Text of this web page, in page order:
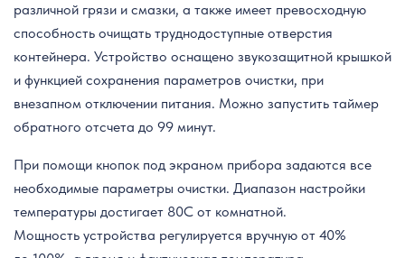
различной грязи и смазки, а также имеет превосходную
способность очищать труднодоступные отверстия
контейнера. Устройство оснащено звукозащитной крышкой
и функцией сохранения параметров очистки, при
внезапном отключении питания. Можно запустить таймер
обратного отсчета до 99 минут.
При помощи кнопок под экраном прибора задаются все
необходимые параметры очистки. Диапазон настройки
температуры достигает 80C от комнатной.
Мощность устройства регулируется вручную от 40%